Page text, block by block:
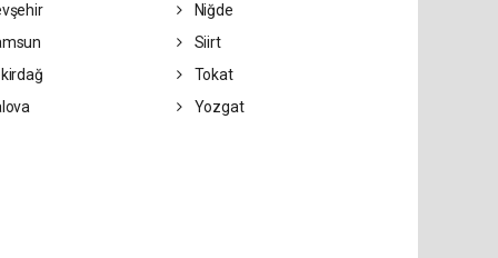
Niğde
Siirt
Tokat
Yozgat